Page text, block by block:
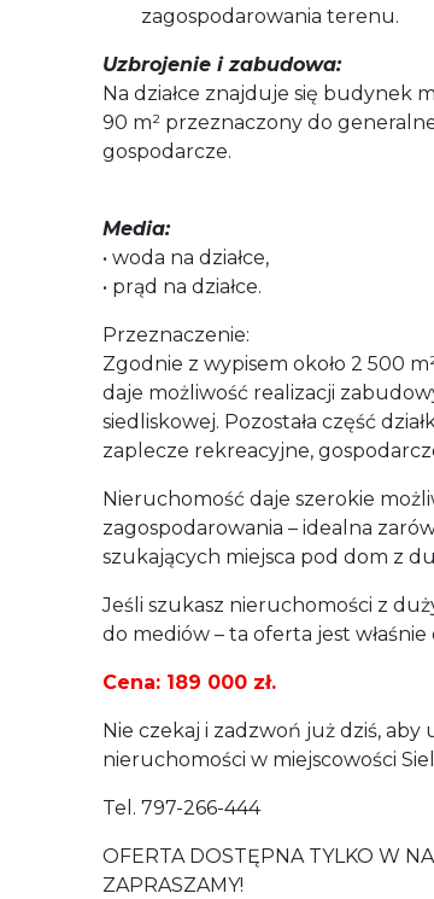
zagospodarowania terenu.
Uzbrojenie i zabudowa:
Na działce znajduje się budynek
90 m² przeznaczony do
gospodarcze.
Media:
• woda na działce,
• prąd na działce.
Przeznaczenie:
Zgodnie z wypisem około 2 500
daje możliwość realizacji
siedliskowej. Pozostała część
zaplecze rekreacyjne,
Nieruchomość daje szerokie
zagospodarowania – idealna
szukających miejsca pod dom z
Jeśli szukasz nieruchomości z
do mediów – ta oferta jest właśnie
Cena: 189 000 zł.
Nie czekaj i zadzwoń już dziś,
nieruchomości w miejscowości
Tel. 797-266-444
OFERTA DOSTĘPNA TYLKO W
ZAPRASZAMY!